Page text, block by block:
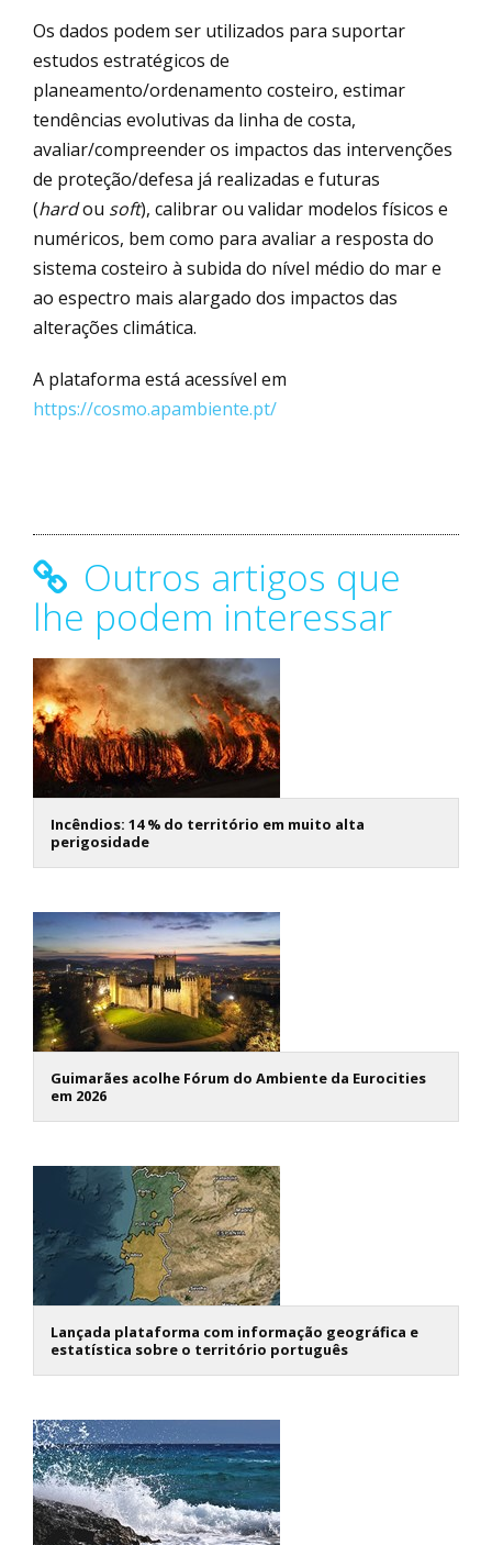
Os dados podem ser utilizados para suportar
estudos estratégicos de
planeamento/ordenamento costeiro, estimar
tendências evolutivas da linha de costa,
avaliar/compreender os impactos das intervenções
de proteção/defesa já realizadas e futuras
(hardou soft), calibrar ou validar modelos físicos e
numéricos, bem como para avaliar a resposta do
sistema costeiro à subida do nível médio do mar e
ao espectro mais alargado dos impactos das
alterações climática.
A plataforma está acessível em
https://cosmo.apambiente.pt/
Outros artigos que
lhe podem interessar
Incêndios: 14 % do território em muito alta
perigosidade
Guimarães acolhe Fórum do Ambiente da Eurocities
em 2026
Lançada plataforma com informação geográfica e
estatística sobre o território português